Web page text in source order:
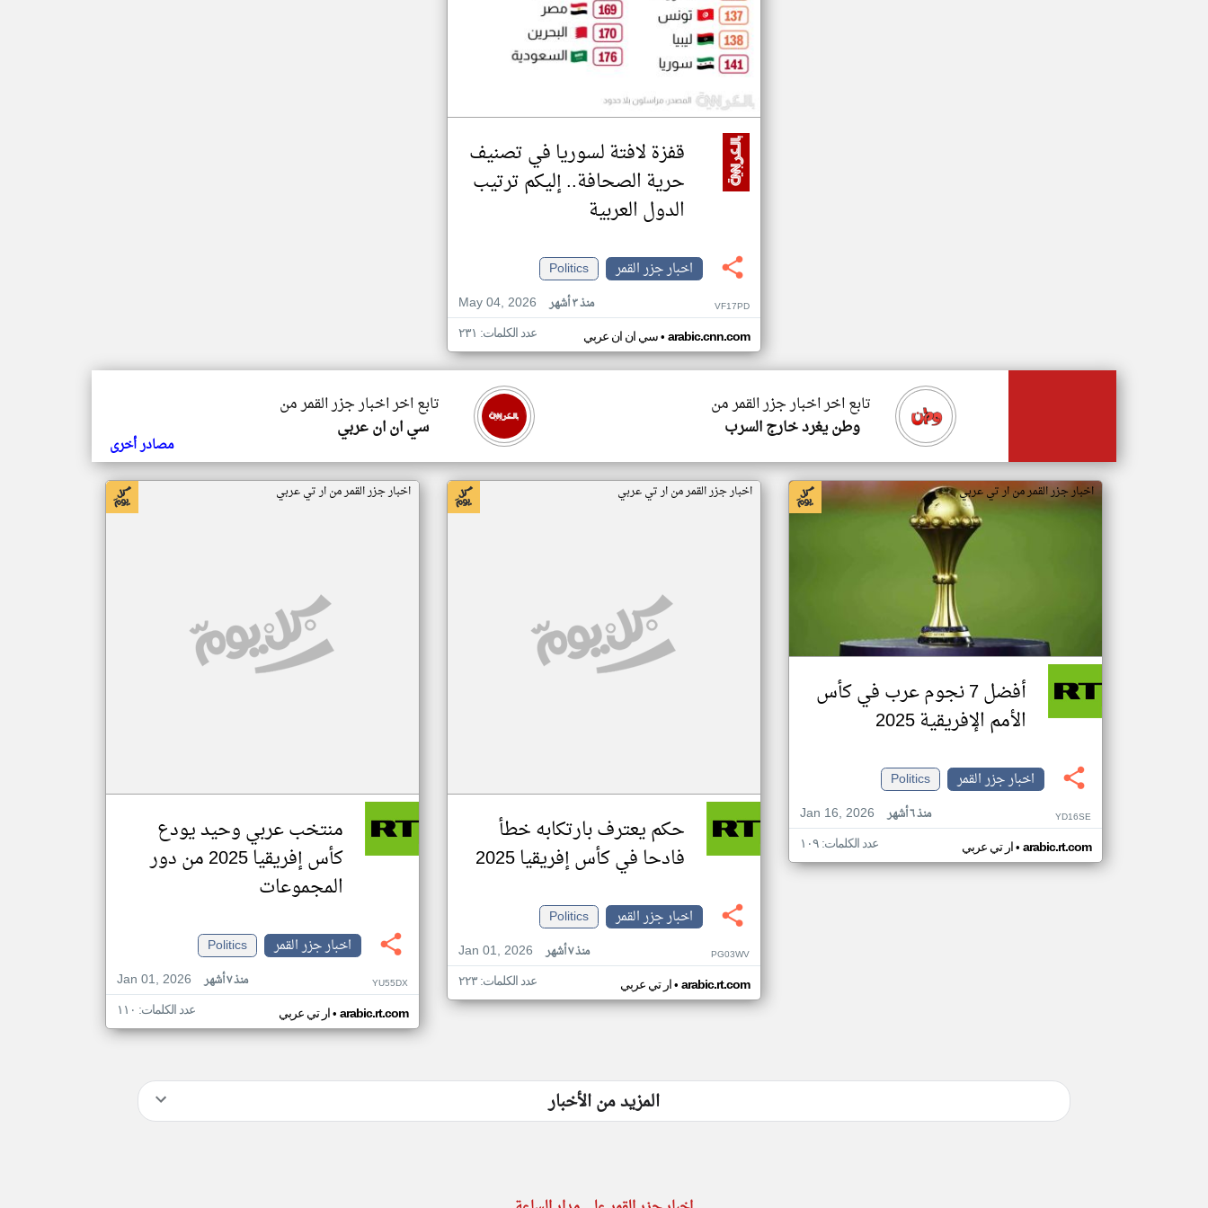
قفزة لافتة لسوريا في تصنيف
حرية الصحافة.. إليكم ترتيب
الدول العربية
اخبار جزر القمر
Politics
May 04, 2026
منذ ٣ أشهر VF17PD
سي ان ان عربي• arabic.cnn.com عدد الكلمات: ٢٣١
تابع اخر اخبار جزر القمر من
سي ان ان عربي
تابع اخر اخبار جزر القمر من
وطن يغرد خارج السرب
مصادر أخرى
اخبار جزر القمر من ار تي عربي
أفضل 7 نجوم عرب في كأس
الأمم الإفريقية 2025
اخبار جزر القمر
Politics
Jan 16, 2026
منذ ٦ أشهر YD16SE
ار تي عربي• arabic.rt.com عدد الكلمات: ١٠٩
اخبار جزر القمر من ار تي عربي
حكم يعترف بارتكابه خطأ
فادحا في كأس إفريقيا 2025
اخبار جزر القمر
Politics
Jan 01, 2026
منذ ٧ أشهر PG03WV
ار تي عربي• arabic.rt.com عدد الكلمات: ٢٢٣
اخبار جزر القمر من ار تي عربي
منتخب عربي وحيد يودع
كأس إفريقيا 2025 من دور
المجموعات
اخبار جزر القمر
Politics
Jan 01, 2026
منذ ٧ أشهر YU55DX
ار تي عربي• arabic.rt.com عدد الكلمات: ١١٠
المزيد من الأخبار